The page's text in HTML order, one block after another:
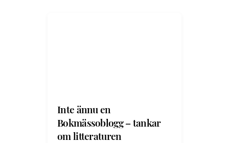
Inte ännu en
Bokmässoblogg – tankar
om litteraturen